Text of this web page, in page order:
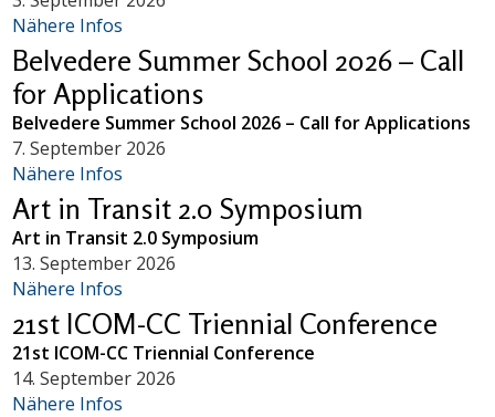
Nähere Infos
Belvedere Summer School 2026 – Call
for Applications
Belvedere Summer School 2026 – Call for Applications
7. September 2026
Nähere Infos
Art in Transit 2.0 Symposium
Art in Transit 2.0 Symposium
13. September 2026
Nähere Infos
21st ICOM-CC Triennial Conference
21st ICOM-CC Triennial Conference
14. September 2026
Nähere Infos